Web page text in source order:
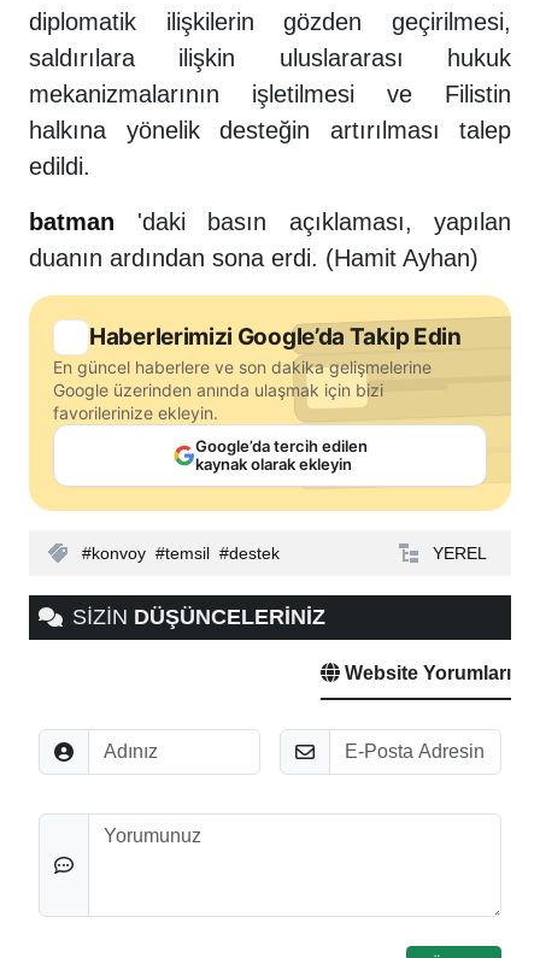
diplomatik ilişkilerin gözden geçirilmesi,
saldırılara ilişkin uluslararası hukuk
mekanizmalarının işletilmesi ve Filistin
halkına yönelik desteğin artırılması talep
edildi.
batman 'daki basın açıklaması, yapılan
duanın ardından sona erdi. (Hamit Ayhan)
Haberlerimizi Google’da Takip Edin
En güncel haberlere ve son dakika gelişmelerine
Google üzerinden anında ulaşmak için bizi
favorilerinize ekleyin.
Google’da tercih edilen
kaynak olarak ekleyin
konvoy temsil destek YEREL
SİZİN DÜŞÜNCELERİNİZ
Website Yorumları
Adınız E-Posta
Düşünceleriniz